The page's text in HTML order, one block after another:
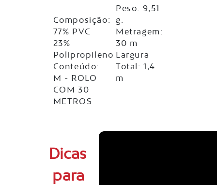
Composição:
77% PVC
23%
Polipropileno
Conteúdo:
M - ROLO
COM 30
METROS
Peso: 9,51
g.
Metragem:
30 m
Largura
Total: 1,4
m
Dicas
para